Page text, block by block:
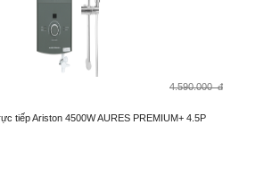
4.590.000 đ
tiếp Ariston 4500W AURES PREMIUM+ 4.5P